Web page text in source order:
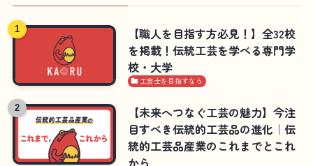
【職人を目指す方必見！】全32校
を掲載！伝統工芸を学べる専門学
校・大学
工芸士を目指すなら
【未来へつなぐ工芸の魅力】今注
目すべき伝統的工芸品の進化｜伝
統的工芸品産業のこれまでとこれ
から